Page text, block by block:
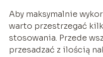
Aby maksymalnie
warto przestrzegać
stosowania. Przede
przesadzać z ilością